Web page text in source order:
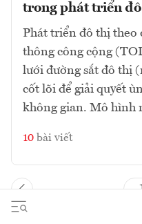
trong phát triển
Phát triển đô thị theo
thông công cộng
lưới đường sắt đô thị
cốt lõi để giải quyết
không gian. Mô hình
10 bài viết